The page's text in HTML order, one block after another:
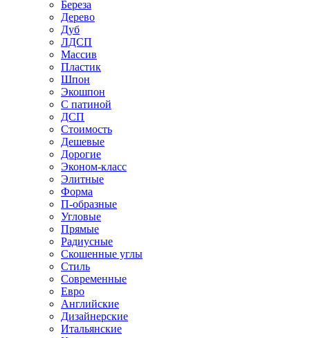
Береза
Дерево
Дуб
ЛДСП
Массив
Пластик
Шпон
Экошпон
С патиной
ДСП
Стоимость
Дешевые
Дорогие
Эконом-класс
Элитные
Форма
П-образные
Угловые
Прямые
Радиусные
Скошенные углы
Стиль
Современные
Евро
Английские
Дизайнерские
Итальянские